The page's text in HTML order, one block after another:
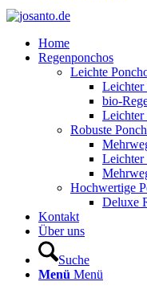
Home
Regenponchos
Leichte
bio-
Robuste
Leichter
Hochwertige
Deluxe
Kontakt
Über uns
Suche
Menü Menü